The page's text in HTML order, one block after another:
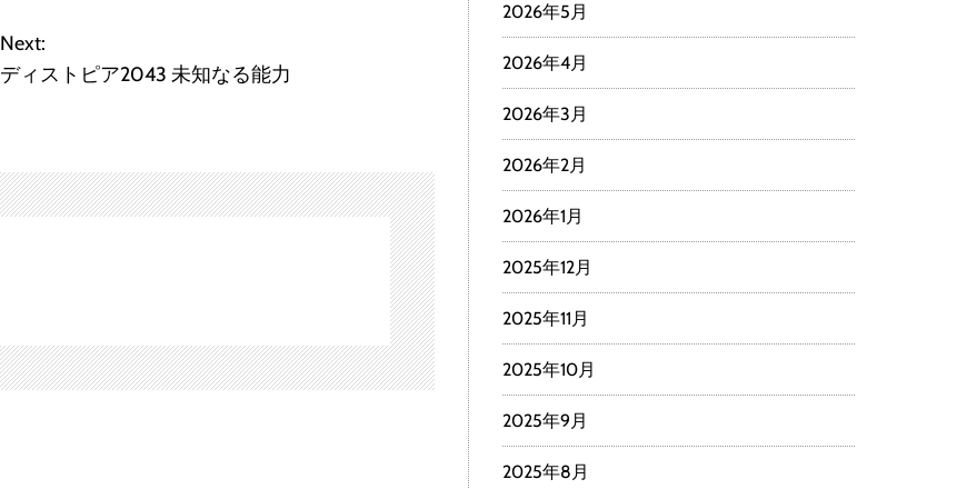
Next:
ディストピア2043 未知なる能力
2026年5月
2026年4月
2026年3月
2026年2月
2026年1月
2025年12月
2025年11月
2025年10月
2025年9月
2025年8月